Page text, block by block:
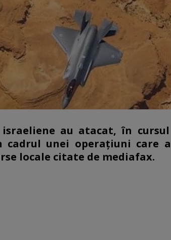
au atacat, în
cadrul unei operaţiuni care
locale citate de mediafax.